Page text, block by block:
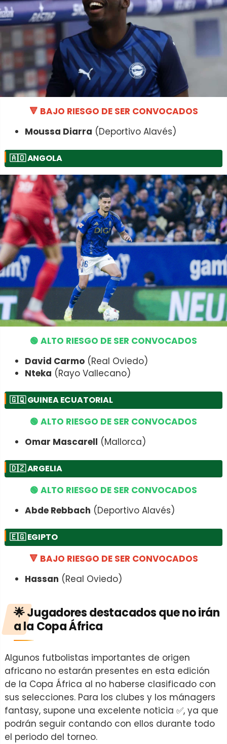
🔻 BAJO RIESGO DE SER CONVOCADOS
Moussa Diarra (Deportivo Alavés)
🇦🇴ANGOLA
🟢 ALTO RIESGO DE SER CONVOCADOS
David Carmo (Real Oviedo)
Nteka (Rayo Vallecano)
🇬🇶GUINEA ECUATORIAL
🟢 ALTO RIESGO DE SER CONVOCADOS
Omar Mascarell (Mallorca)
🇩🇿ARGELIA
🟢 ALTO RIESGO DE SER CONVOCADOS
Abde Rebbach (Deportivo Alavés)
🇪🇬EGIPTO
🔻 BAJO RIESGO DE SER CONVOCADOS
Hassan (Real Oviedo)
🌟 Jugadores destacados que no irán
a la Copa África
Algunos futbolistas importantes de origen
africano no estarán presentes en esta edición
de la Copa África al no haberse clasificado con
sus selecciones. Para los clubes y los mánagers
fantasy, supone una excelente noticia ✅, ya que
podrán seguir contando con ellos durante todo
el periodo del torneo.